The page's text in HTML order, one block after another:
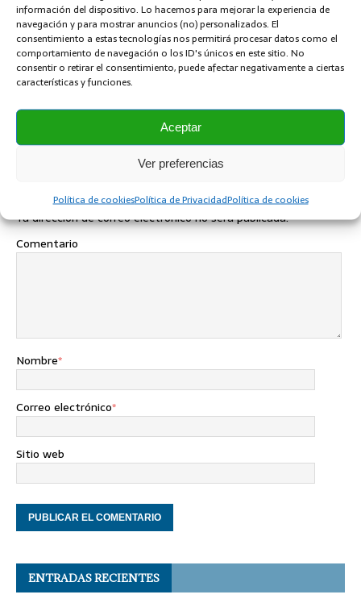
información del dispositivo. Lo hacemos para mejorar la experiencia de
navegación y para mostrar anuncios (no) personalizados. El
consentimiento a estas tecnologías nos permitirá procesar datos como el
comportamiento de navegación o los ID's únicos en este sitio. No
consentir o retirar el consentimiento, puede afectar negativamente a ciertas
características y funciones.
Aceptar
Ver preferencias
Política de cookiesPolítica de PrivacidadPolítica de cookies
ANTERIOR
Calidades en Tornillería
SIGUIENTE
Tipos de Sensores de Proximidad
SÉ EL PRIMERO EN COMENTAR
Tu dirección de correo electrónico no será publicada.
Comentario
Nombre*
Correo electrónico*
Sitio web
ENTRADAS RECIENTES